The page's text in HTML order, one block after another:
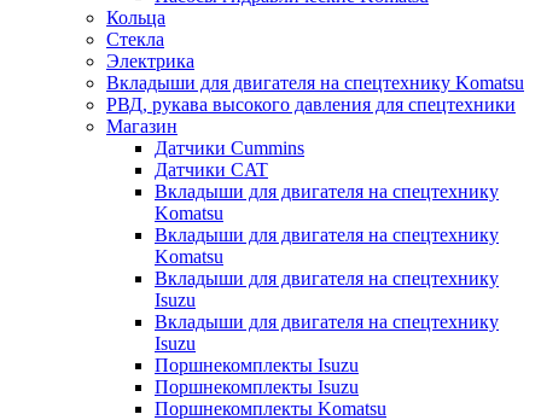
Кольца
Стекла
Электрика
Вкладыши для двигателя на спецтехнику Komatsu
РВД, рукава высокого давления для спецтехники
Магазин
Датчики Cummins
Датчики CAT
Вкладыши для двигателя на спецтехнику
Komatsu
Вкладыши для двигателя на спецтехнику
Komatsu
Вкладыши для двигателя на спецтехнику
Isuzu
Вкладыши для двигателя на спецтехнику
Isuzu
Поршнекомплекты Isuzu
Поршнекомплекты Isuzu
Поршнекомплекты Komatsu